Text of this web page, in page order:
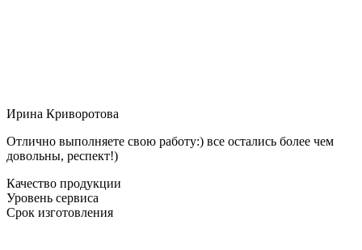
Ирина Криворотова
Отлично выполняете свою работу:) все остались более чем
довольны, респект!)
Качество продукции
Уровень сервиса
Срок изготовления